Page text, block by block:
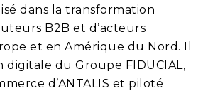
dans la transformation
B2B et d’acteurs
et en Amérique du Nord. Il
digitale du Groupe FIDUCIAL,
d’ANTALIS et piloté